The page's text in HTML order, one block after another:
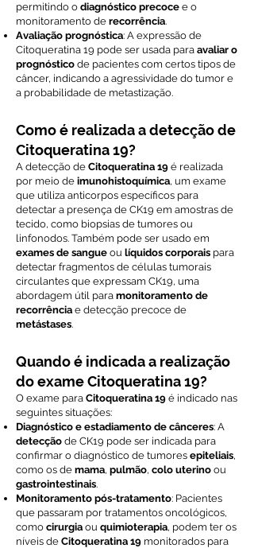
permitindo o diagnóstico precoce e o
monitoramento de recorrência.
Avaliação prognóstica: A expressão de
Citoqueratina 19 pode ser usada para avaliar o
prognóstico de pacientes com certos tipos de
câncer, indicando a agressividade do tumor e
a probabilidade de metastização.
Como é realizada a detecção de
Citoqueratina 19?
A detecção de Citoqueratina 19 é realizada
por meio de imunohistoquímica, um exame
que utiliza anticorpos específicos para
detectar a presença de CK19 em amostras de
tecido, como biopsias de tumores ou
linfonodos. Também pode ser usado em
exames de sangue ou líquidos corporais para
detectar fragmentos de células tumorais
circulantes que expressam CK19, uma
abordagem útil para monitoramento de
recorrência e detecção precoce de
metástases.
Quando é indicada a realização
do exame Citoqueratina 19?
O exame para Citoqueratina 19 é indicado nas
seguintes situações:
Diagnóstico e estadiamento de cânceres: A
detecção de CK19 pode ser indicada para
confirmar o diagnóstico de tumores epiteliais,
como os de mama, pulmão, colo uterino ou
gastrointestinais.
Monitoramento pós-tratamento: Pacientes
que passaram por tratamentos oncológicos,
como cirurgia ou quimioterapia, podem ter os
níveis de Citoqueratina 19 monitorados para